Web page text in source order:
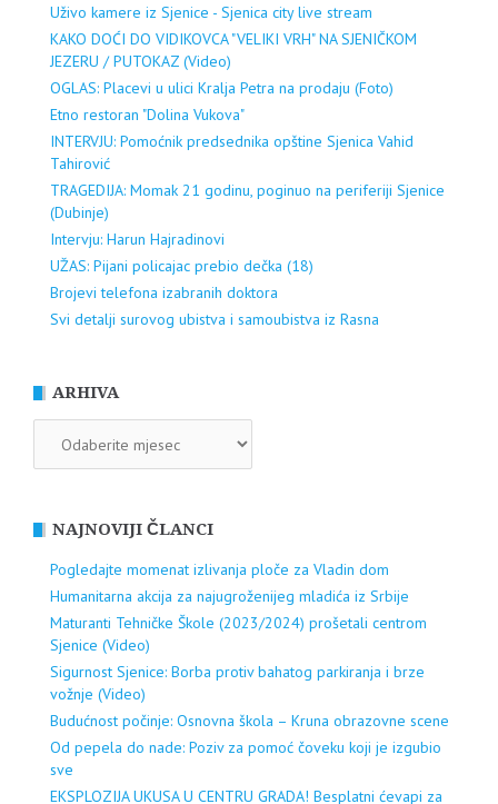
Uživo kamere iz Sjenice - Sjenica city live stream
KAKO DOĆI DO VIDIKOVCA "VELIKI VRH" NA SJENIČKOM
JEZERU / PUTOKAZ (Video)
OGLAS: Placevi u ulici Kralja Petra na prodaju (Foto)
Etno restoran "Dolina Vukova"
INTERVJU: Pomoćnik predsednika opštine Sjenica Vahid
Tahirović
TRAGEDIJA: Momak 21 godinu, poginuo na periferiji Sjenice
(Dubinje)
Intervju: Harun Hajradinovi
UŽAS: Pijani policajac prebio dečka (18)
Brojevi telefona izabranih doktora
Svi detalji surovog ubistva i samoubistva iz Rasna
ARHIVA
NAJNOVIJI ČLANCI
Pogledajte momenat izlivanja ploče za Vladin dom
Humanitarna akcija za najugroženijeg mladića iz Srbije
Maturanti Tehničke Škole (2023/2024) prošetali centrom
Sjenice (Video)
Sigurnost Sjenice: Borba protiv bahatog parkiranja i brze
vožnje (Video)
Budućnost počinje: Osnovna škola – Kruna obrazovne scene
Od pepela do nade: Poziv za pomoć čoveku koji je izgubio
sve
EKSPLOZIJA UKUSA U CENTRU GRADA! Besplatni ćevapi za